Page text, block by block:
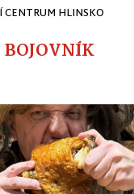
HLINSKO